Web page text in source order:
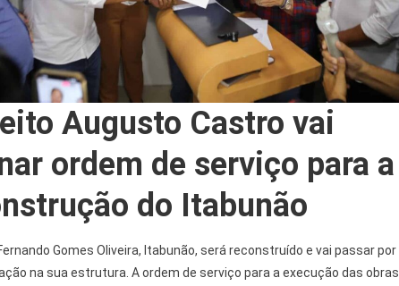
Augusto Castro vai
ordem de serviço para a
do Itabunão
Gomes Oliveira, Itabunão, será reconstruído e vai passar por
na sua estrutura. A ordem de serviço para a execução das obras